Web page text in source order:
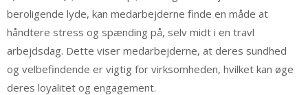
beroligende lyde, kan medarbejderne finde en måde at
håndtere stress og spænding på, selv midt i en travl
arbejdsdag. Dette viser medarbejderne, at deres sundhed
og velbefindende er vigtig for virksomheden, hvilket kan øge
deres loyalitet og engagement.